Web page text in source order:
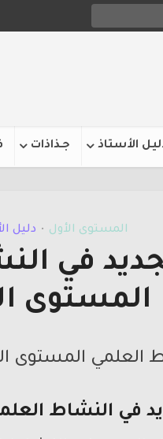
الأستاذ جـذاذات
المستوى الأول • دليل
في
المستوى
في النشاط